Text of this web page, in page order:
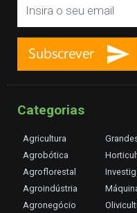
Categorias
Agricultura
Agrobótica
Agroflorestal
Agroindústria
Agronegócio